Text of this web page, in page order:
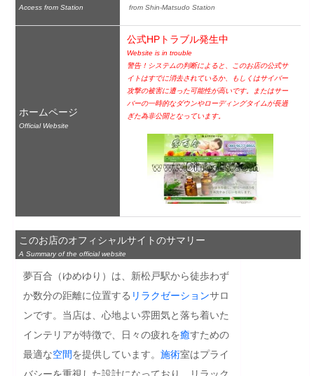
Access from Station from Shin-Matsudo Station
ホームページ
Official Website
公式HPトラブル発生中
Website is in trouble
警告！システムの判断によると、このお店の公式サ
イトはすでに消去されているか、もしくはサイバー
攻撃の被害に遭った可能性が高いです。またはサー
バーの一時的なダウンやローディングタイムが長過
ぎた為非公開となっています。
このお店のオフィシャルサイトのサマリー
A Summary of the official website
夢百合（ゆめゆり）は、新松戸駅から徒歩わず
か数分の距離に位置する リラクゼーションサロ
ンです。当店は、心地よい雰囲気と落ち着いた
インテリアが特徴で、日々の疲れを癒すための
最適な空間を提供しています。 施術室はプライ
バシーを重視した設計になっており、リラック